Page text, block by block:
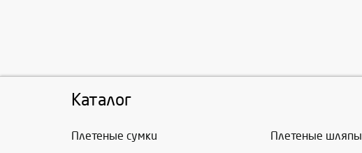
Каталог
Плетеные сумки Плетеные шляпы